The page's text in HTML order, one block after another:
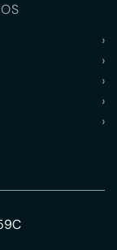
›
›
›
›
›